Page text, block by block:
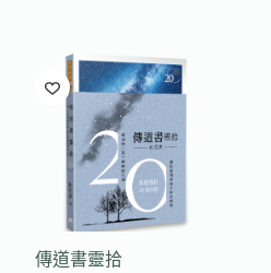
傳道書靈拾